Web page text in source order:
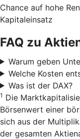
Chance auf hohe
Kapitaleinsatz
FAQ zu
Warum geben
Welche Kosten
Was ist der DAX?
1 Die
Börsenwert einer
sich aus der
der gesamten